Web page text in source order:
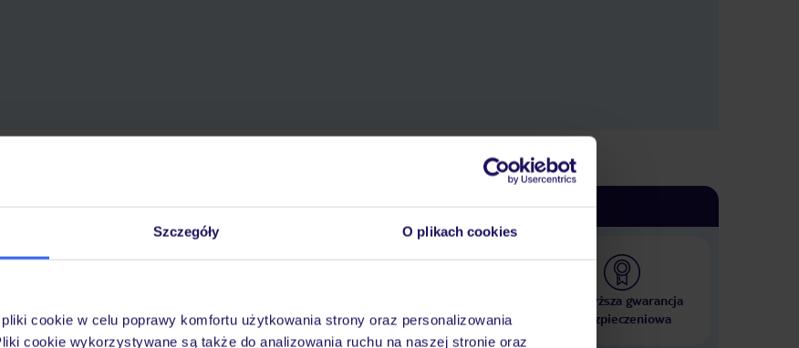
Szczegóły O plikach cookies
cookie w celu poprawy komfortu użytkowania strony oraz personalizowania
cookie wykorzystywane są także do analizowania ruchu na naszej stronie oraz
Dlaczego warto wybrać TUI?
wakacjach 24/7
krajach
Najwyższa gwarancja
ubezpieczeniowa